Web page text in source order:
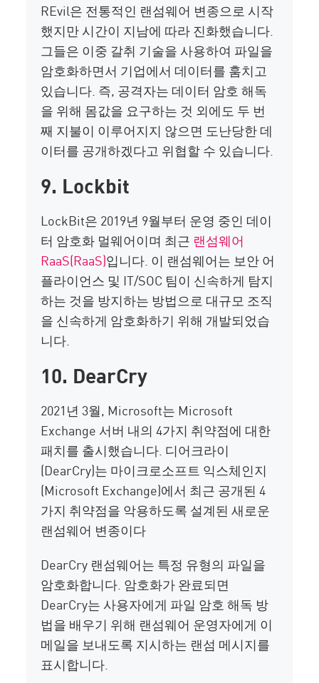
REvil은 전통적인 랜섬웨어 변종으로 시작
했지만 시간이 지남에 따라 진화했습니다.
그들은 이중 갈취 기술을 사용하여 파일을
암호화하면서 기업에서 데이터를 훔치고
있습니다. 즉, 공격자는 데이터 암호 해독
을 위해 몸값을 요구하는 것 외에도 두 번
째 지불이 이루어지지 않으면 도난당한 데
이터를 공개하겠다고 위협할 수 있습니다.
9. Lockbit
LockBit은 2019년 9월부터 운영 중인 데이
터 암호화 멀웨어이며 최근 랜섬웨어
RaaS(RaaS)입니다. 이 랜섬웨어는 보안 어
플라이언스 및 IT/SOC 팀이 신속하게 탐지
하는 것을 방지하는 방법으로 대규모 조직
을 신속하게 암호화하기 위해 개발되었습
니다.
10. DearCry
2021년 3월, Microsoft는 Microsoft
Exchange 서버 내의 4가지 취약점에 대한
패치를 출시했습니다. 디어크라이
(DearCry)는 마이크로소프트 익스체인지
(Microsoft Exchange)에서 최근 공개된 4
가지 취약점을 악용하도록 설계된 새로운
랜섬웨어 변종이다
DearCry 랜섬웨어는 특정 유형의 파일을
암호화합니다. 암호화가 완료되면
DearCry는 사용자에게 파일 암호 해독 방
법을 배우기 위해 랜섬웨어 운영자에게 이
메일을 보내도록 지시하는 랜섬 메시지를
표시합니다.